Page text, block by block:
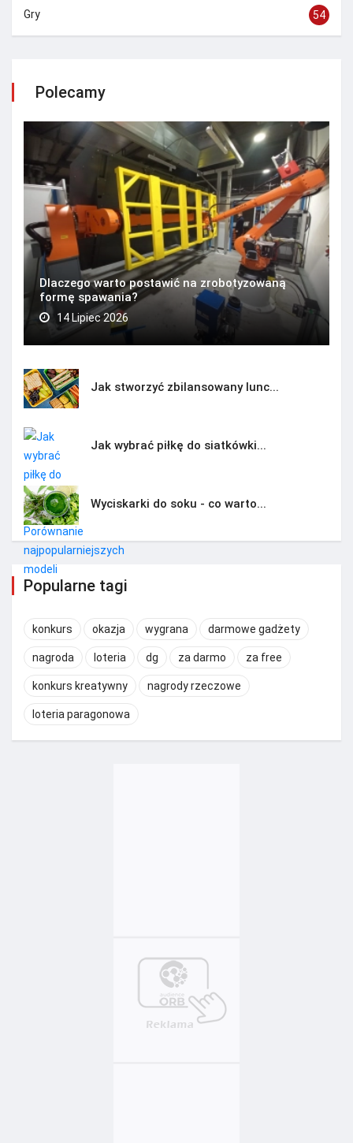
Gry 54
Polecamy
Dlaczego warto postawić na zrobotyzowaną
formę spawania?
14 Lipiec 2026
Jak stworzyć zbilansowany lunc...
Jak wybrać piłkę do siatkówki...
Wyciskarki do soku - co warto...
Popularne tagi
konkurs okazja wygrana darmowe gadżety
nagroda loteria dg za darmo za free
konkurs kreatywny nagrody rzeczowe
loteria paragonowa